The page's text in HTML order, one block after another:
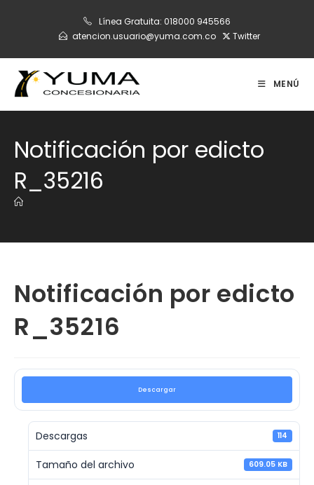
Línea Gratuita: 018000 945566
atencion.usuario@yuma.com.co
Twitter
MENÚ
Notificación por edicto
R_35216
Notificación por edicto
R_35216
Descargar
Descargas 114
Tamaño del archivo 609.05 KB